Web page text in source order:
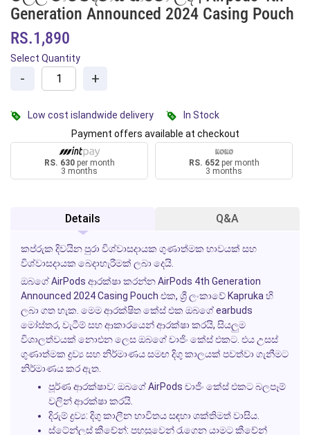
Generation Announced 2024 Casing Pouch
RS.1,890
Select Quantity
- +
Low cost islandwide delivery
In Stock
Payment offers available at checkout
RS. 630per month
3 months
RS. 652per month
3 months
Details Q&A
කප්රුක දිවයින පුරා විශ්වාසදායක ගුණාත්මක භාවයක් සහ
විශ්වාසදායක බෙදාහැරීමක් ලබා දෙයි.
ඔබගේ AirPods ආරක්ෂා කරන්න AirPods 4th Generation
Announced 2024 Casing Pouch එක, ශ්‍රී ලංකාවේ Kapruka හි
ලබා ගත හැක. මෙම ආරක්ෂිත කේස් එක ඔබගේ earbuds
මෝස්තර, වැටීම් සහ ආකාරයෙන් ආරක්ෂා කරයි, සියලුම
විශාලත්වයක් නොඑන ලෙස ඔබගේ චාජිං කේස් එකට. එය උසස්
ගුණාත්මක ද්‍රව්‍ය සහ නිර්මාණය සමඟ දිගු කාලයක් පවත්වා ගැනීමට
නිර්මාණය කර ඇත.
පූර්ණ ආරක්ෂාව: ඔබගේ AirPods චාජිං කේස් එකට බලපෑම්
වලින් ආරක්ෂා කරයි.
දිරුම් ද්‍රව්‍ය: දිගු කාලීන භාවිතය සඳහා ශක්තිමත් වාසිය.
ස්ටේන්ලස් කීචේන්: පහසුවෙන් රැගෙන යාමට කීචේන්